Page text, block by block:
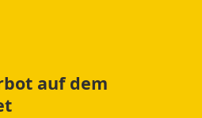
auf dem